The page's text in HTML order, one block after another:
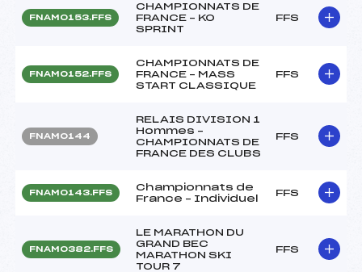
FNAM0153.FFS
CHAMPIONNATS DE
FRANCE – KO
SPRINT
FFS
FNAM0152.FFS
CHAMPIONNATS DE
FRANCE – MASS
START CLASSIQUE
FFS
FNAM0144
RELAIS DIVISION 1
Hommes –
CHAMPIONNATS DE
FRANCE DES CLUBS
FFS
FNAM0143.FFS
Championnats de
France – Individuel
FFS
FNAM0382.FFS
LE MARATHON DU
GRAND BEC
MARATHON SKI
TOUR 7
FFS